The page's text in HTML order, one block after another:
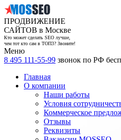
ПРОДВИЖЕНИЕ
САЙТОВ в Москве
Кто может сделать SEO лучше,
чем тот кто сам в ТОП3? Звоните!
Меню
8 495 111-55-99 звонок по РФ
Главная
О компании
Наши работы
Условия
Коммерческое
Отзывы
Реквизиты